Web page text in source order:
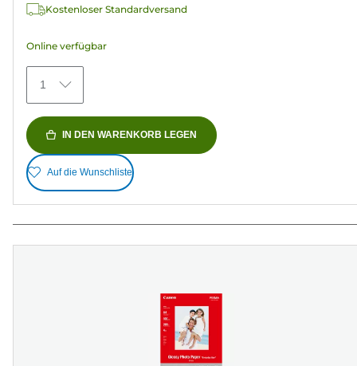
Kostenloser Standardversand
Online verfügbar
1
IN DEN WARENKORB LEGEN
Auf die Wunschliste